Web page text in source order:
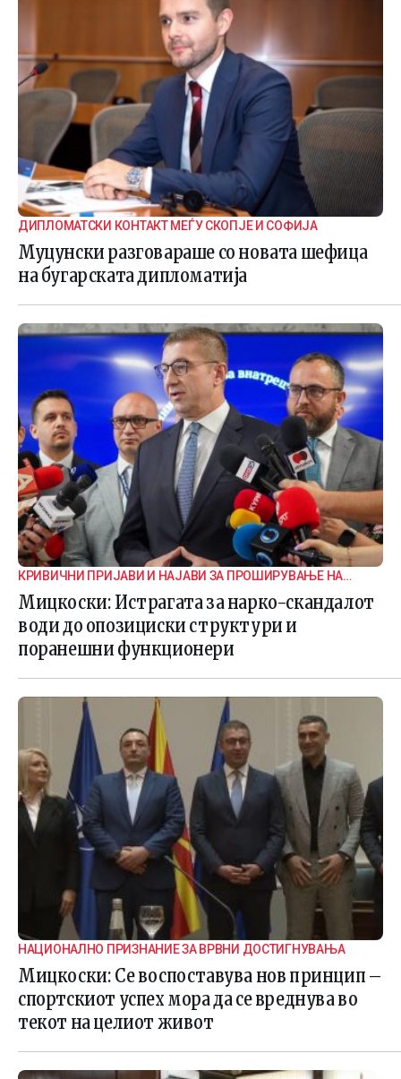
ДИПЛОМАТСКИ КОНТАКТ МЕЃУ СКОПЈЕ И СОФИЈА
Муцунски разговараше со новата шефица
на бугарската дипломатија
КРИВИЧНИ ПРИЈАВИ И НАЈАВИ ЗА ПРОШИРУВАЊЕ НА
ИСТРАГАТА
Мицкоски: Истрагата за нарко-скандалот
води до опозициски структури и
поранешни функционери
НАЦИОНАЛНО ПРИЗНАНИЕ ЗА ВРВНИ ДОСТИГНУВАЊА
Мицкоски: Се воспоставува нов принцип –
спортскиот успех мора да се вреднува во
текот на целиот живот